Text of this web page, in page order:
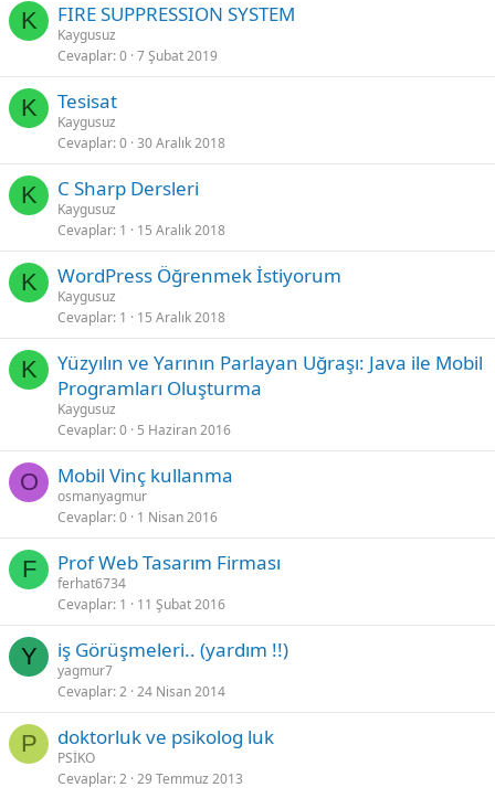
K FIRE SUPPRESSION SYSTEM
Kaygusuz
Cevaplar 0 7 Şubat 2019
K Tesisat
Kaygusuz
Cevaplar 0 30 Aralık 2018
K C Sharp Dersleri
Kaygusuz
Cevaplar 1 15 Aralık 2018
K WordPress Öğrenmek İstiyorum
Kaygusuz
Cevaplar 1 15 Aralık 2018
K
Yüzyılın ve Yarının Parlayan Uğraşı: Java ile Mobil
Programları Oluşturma
Kaygusuz
Cevaplar 0 5 Haziran 2016
O Mobil Vinç kullanma
osmanyagmur
Cevaplar 0 1 Nisan 2016
F Prof Web Tasarım Firması
ferhat6734
Cevaplar 1 11 Şubat 2016
Y iş Görüşmeleri.. (yardım !!)
yagmur7
Cevaplar 2 24 Nisan 2014
P doktorluk ve psikolog luk
PSİKO
Cevaplar 2 29 Temmuz 2013